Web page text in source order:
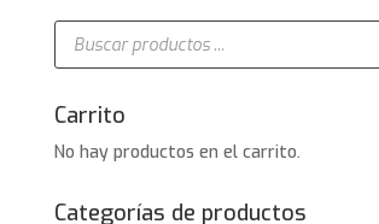
Búsqueda
productos
Carrito
No hay productos en el carrito.
Categorías de productos